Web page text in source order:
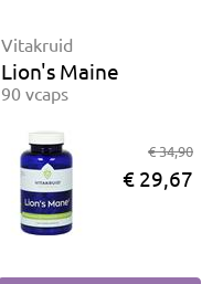
Vitakruid
Lion's Maine
90 vcaps
€ 34,90
€ 29,67